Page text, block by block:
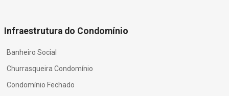
Infraestrutura do Condomínio
Banheiro Social
Churrasqueira Condomínio
Condomínio Fechado